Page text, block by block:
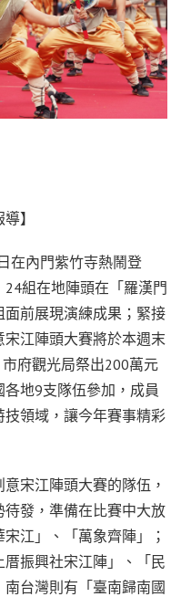
】
在內門紫竹寺熱鬧登
組在地陣頭在「羅漢門
前展現演練成果；緊接
江陣頭大賽將於本週末
府觀光局祭出200萬元
地9支隊伍參加，成員
領域，讓今年賽事精彩
宋江陣頭大賽的隊伍，
發，準備在比賽中大放
江」、「萬象齊陣」；
振興社宋江陣」、「民
台灣則有「臺南歸南國